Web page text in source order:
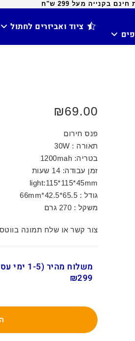
בקנייה מעל 299 ש"ח
ציוד ואביזרים לחתול
₪69.00
פנס חירום
תאורה : 30W
בטריה: 1200mah
זמן עבודה: 14 שעות
light:115*115*45mm
גודל : 65.5*42.5*66mm
משקל : 270 גרם
צור קשר או שלח תמונה
משלוח
₪299